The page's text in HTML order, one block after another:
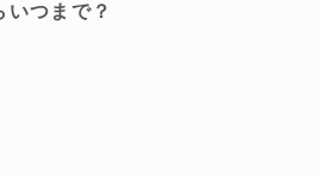
つまで？